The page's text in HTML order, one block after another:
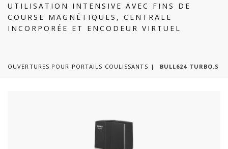
UTILISATION INTENSIVE AVEC FINS DE
COURSE MAGNÉTIQUES, CENTRALE
INCORPORÉE ET ENCODEUR VIRTUEL
OUVERTURES POUR PORTAILS COULISSANTS BULL624 TURBO.S